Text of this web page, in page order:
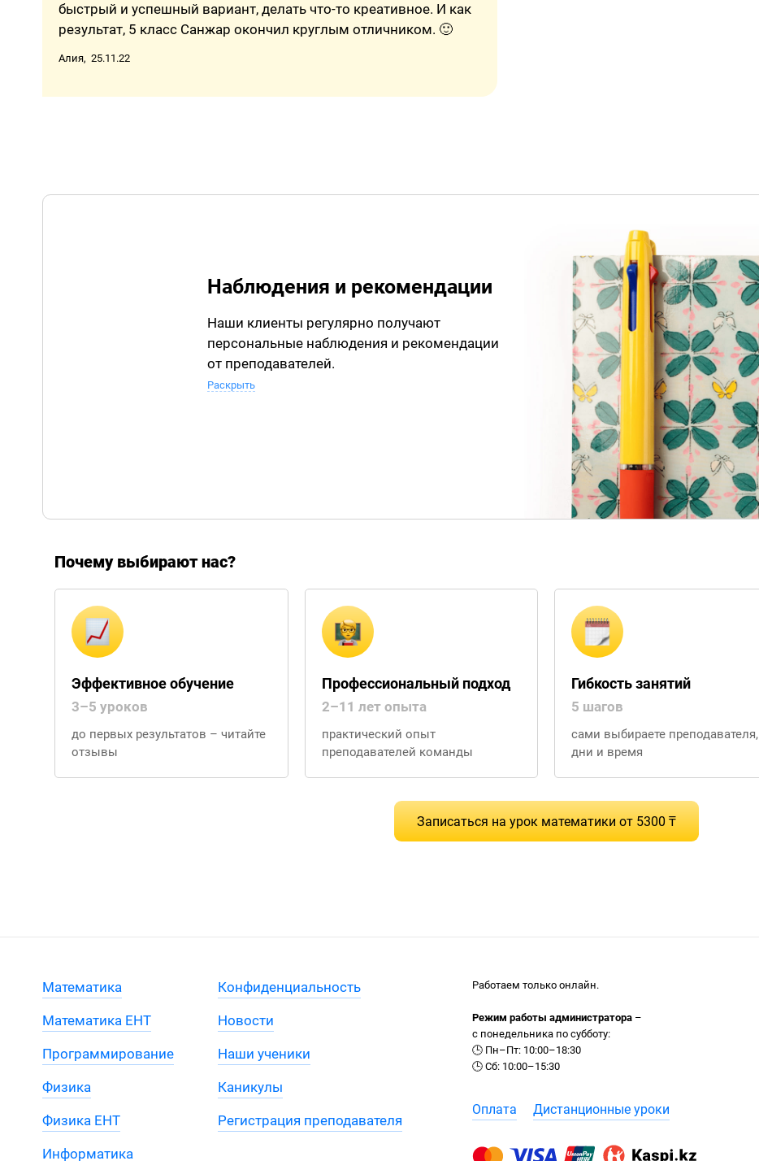
быстрый и успешный вариант, делать что-то креативное. И как
результат, 5 класс Санжар окончил круглым отличником. 🙂
Алия, 25.11.22
Наблюдения и рекомендации
Наши клиенты регулярно получают
персональные наблюдения и рекомендации
от преподавателей.
Раскрыть
Почему выбирают нас?
Эффективное обучение
3–5 уроков
до первых результатов – читайте
отзывы
Профессиональный подход
2–11 лет опыта
практический опыт
преподавателей команды
Гибкость занятий
5 шагов
сами выбираете преподавателя,
дни и время
Записаться на урок математики от 5300 ₸
Математика
Математика ЕНТ
Программирование
Физика
Физика ЕНТ
Информатика
Конфиденциальность
Новости
Наши ученики
Каникулы
Регистрация преподавателя
Работаем только онлайн.
Режим работы администратора –
с понедельника по субботу:
🕒 Пн–Пт: 10:00–18:30
🕒 Сб: 10:00–15:30
Оплата Дистанционные уроки